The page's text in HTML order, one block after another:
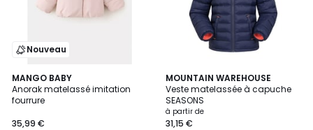
Nouveau
MANGO BABY
Anorak matelassé imitation
fourrure
35,99 €
2
Couleurs
MOUNTAIN WAREHOUSE
Veste matelassée à capuche
SEASONS
à partir de
31,15 €
11
Couleurs